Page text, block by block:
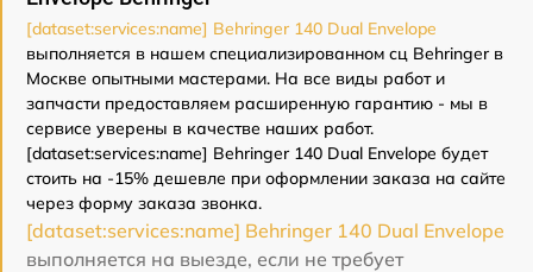
[dataset:services:name] Behringer 140 Dual Envelope
выполняется в нашем специализированном сц Behringer в
Москве опытными мастерами. На все виды работ и
запчасти предоставляем расширенную гарантию - мы в
сервисе уверены в качестве наших работ.
[dataset:services:name] Behringer 140 Dual Envelope будет
стоить на -15% дешевле при оформлении заказа на сайте
через форму заказа звонка.
[dataset:services:name] Behringer 140 Dual Envelope
выполняется на выезде, если не требует